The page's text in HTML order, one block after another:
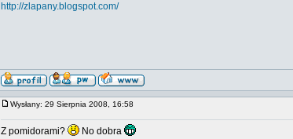
http://zlapany.blogspot.com/
Wysłany: 29 Sierpnia 2008, 16:58
Z pomidorami? No dobra